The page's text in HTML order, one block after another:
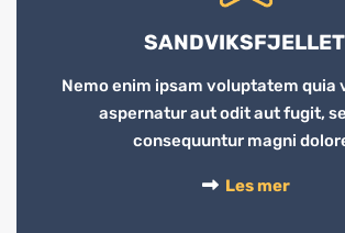
SANDVIKSFJELLET
Nemo enim ipsam voluptatem quia
aspernatur aut odit aut fugit,
consequuntur magni
 Les mer